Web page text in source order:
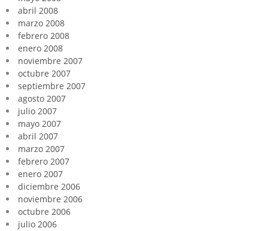
abril 2008
marzo 2008
febrero 2008
enero 2008
noviembre 2007
octubre 2007
septiembre 2007
agosto 2007
julio 2007
mayo 2007
abril 2007
marzo 2007
febrero 2007
enero 2007
diciembre 2006
noviembre 2006
octubre 2006
julio 2006